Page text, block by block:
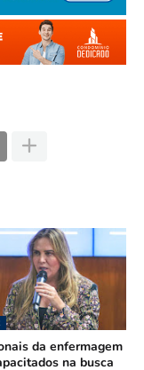
da enfermagem
na busca